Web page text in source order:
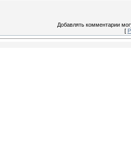
Добавлять комментарии
[